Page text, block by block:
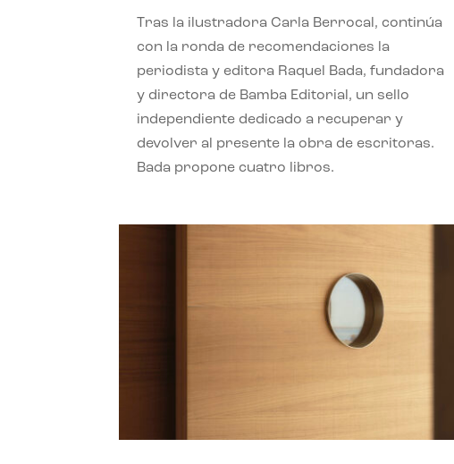
Tras la ilustradora Carla Berrocal, continúa
con la ronda de recomendaciones la
periodista y editora Raquel Bada, fundadora
y directora de Bamba Editorial, un sello
independiente dedicado a recuperar y
devolver al presente la obra de escritoras.
Bada propone cuatro libros.